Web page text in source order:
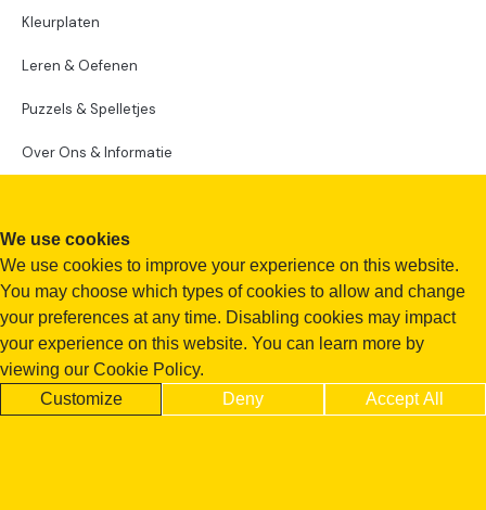
Kleurplaten
Leren & Oefenen
Puzzels & Spelletjes
Over Ons & Informatie
We use cookies
We use cookies to improve your experience on this website.
You may choose which types of cookies to allow and change
your preferences at any time. Disabling cookies may impact
your experience on this website. You can learn more by
viewing our Cookie Policy.
Customize
Deny Accept All